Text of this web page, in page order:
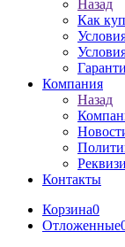
Назад
Как
Компания
Назад
Контакты
Корзина0
Отложенные